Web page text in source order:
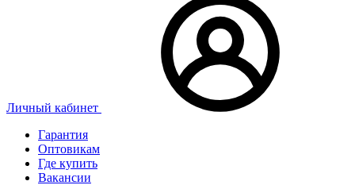
Личный кабинет
Гарантия
Оптовикам
Где купить
Вакансии